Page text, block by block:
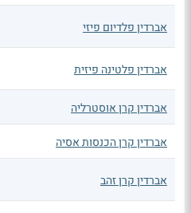
אברדין פלדיום פיזי
אברדין פלטינה פיזית
אברדין קרן אוסטרליה
אברדין קרן הכנסות אסיה
אברדין קרן זהב